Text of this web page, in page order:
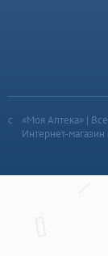
«Моя Аптека» |
Интернет-